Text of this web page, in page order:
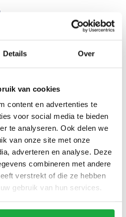
Details Over
van cookies
content en advertenties te
voor social media te bieden
te analyseren. Ook delen we
van onze site met onze
adverteren en analyse. Deze
combineren met andere
verstrekt of die ze hebben
gebruik van hun services.
en daarnaast
drie dagen bieden een
te ontsnappen aan
De
is door de
en geldt voor alle